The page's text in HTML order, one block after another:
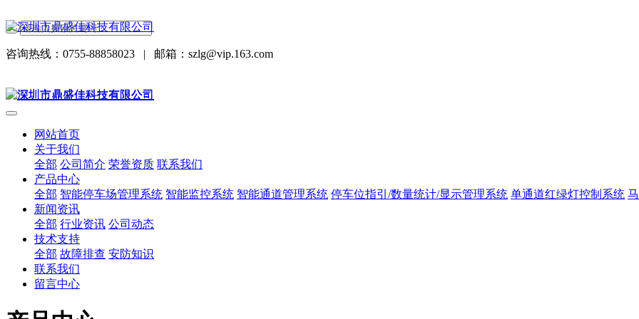
咨询热线：0755-88858023 | 邮箱：szlg@vip.163.com
网站首页
关于我们
全部 公司简介 荣誉资质 联系我们
产品中心
全部 智能停车场管理系统 智能监控系统 智能通道管理系统 停车位指引/数量统计/显示管理系统 单通道红绿灯控制系统
新闻资讯
全部 行业资讯 公司动态
技术支持
全部 故障排查 安防知识
联系我们
留言中心